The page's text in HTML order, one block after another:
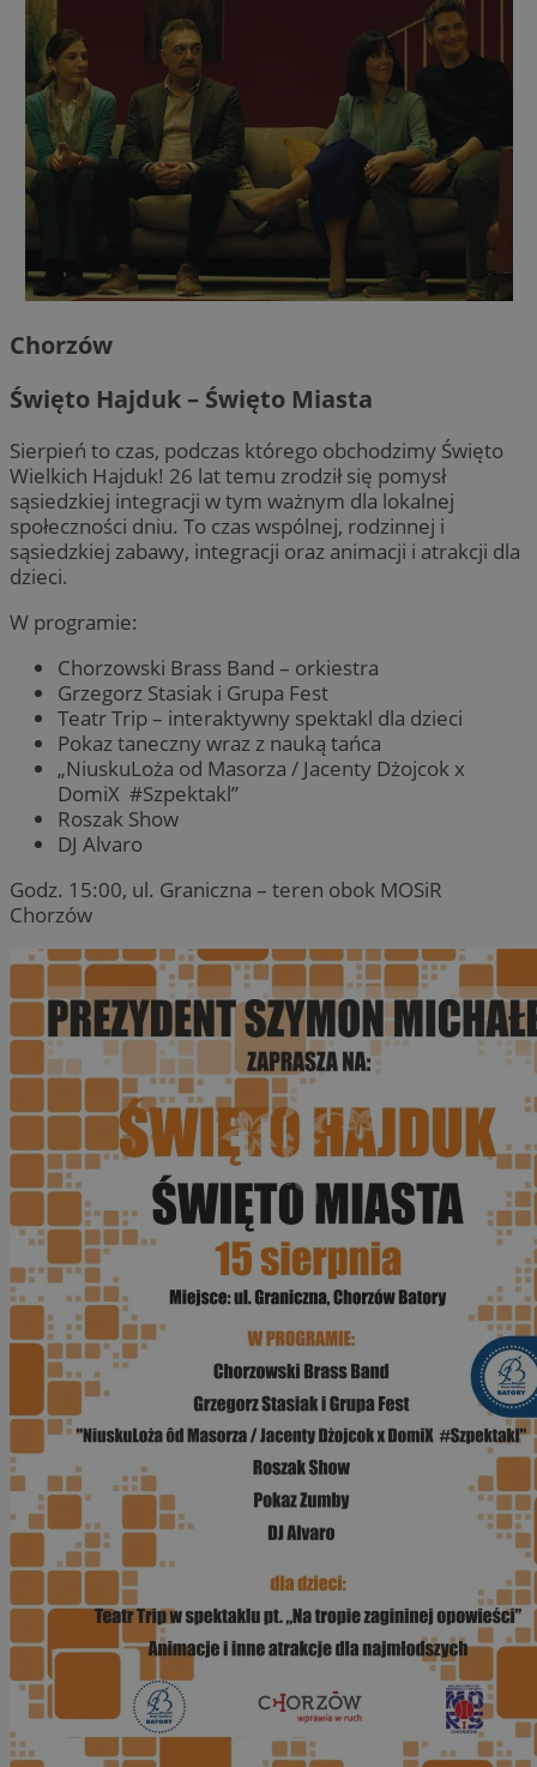
Chorzów
Święto Hajduk – Święto Miasta
Sierpień to czas, podczas którego obchodzimy Święto
Wielkich Hajduk! 26 lat temu zrodził się pomysł
sąsiedzkiej integracji w tym ważnym dla lokalnej
społeczności dniu. To czas wspólnej, rodzinnej i
sąsiedzkiej zabawy, integracji oraz animacji i atrakcji dla
dzieci.
W programie:
Chorzowski Brass Band – orkiestra
Grzegorz Stasiak i Grupa Fest
Teatr Trip – interaktywny spektakl dla dzieci
Pokaz taneczny wraz z nauką tańca
„NiuskuLoża od Masorza / Jacenty Dżojcok x
DomiX #Szpektakl”
Roszak Show
DJ Alvaro
Godz. 15:00, ul. Graniczna – teren obok MOSiR
Chorzów